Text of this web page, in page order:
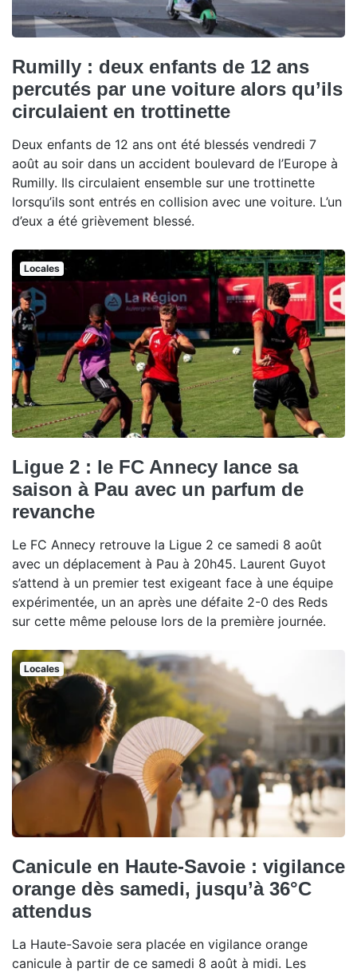
Rumilly : deux enfants de 12 ans
percutés par une voiture alors qu’ils
circulaient en trottinette
Deux enfants de 12 ans ont été blessés vendredi 7
août au soir dans un accident boulevard de l’Europe à
Rumilly. Ils circulaient ensemble sur une trottinette
lorsqu’ils sont entrés en collision avec une voiture. L’un
d’eux a été grièvement blessé.
Locales
Ligue 2 : le FC Annecy lance sa
saison à Pau avec un parfum de
revanche
Le FC Annecy retrouve la Ligue 2 ce samedi 8 août
avec un déplacement à Pau à 20h45. Laurent Guyot
s’attend à un premier test exigeant face à une équipe
expérimentée, un an après une défaite 2-0 des Reds
sur cette même pelouse lors de la première journée.
Locales
Canicule en Haute-Savoie : vigilance
orange dès samedi, jusqu’à 36°C
attendus
La Haute-Savoie sera placée en vigilance orange
canicule à partir de ce samedi 8 août à midi. Les